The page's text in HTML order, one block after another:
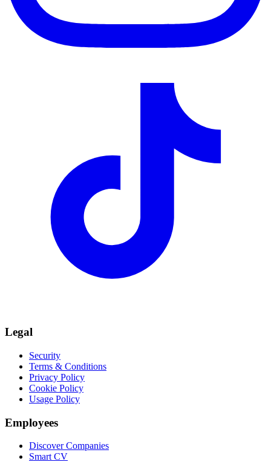
Legal
Security
Terms & Conditions
Privacy Policy
Cookie Policy
Usage Policy
Employees
Discover Companies
Smart CV